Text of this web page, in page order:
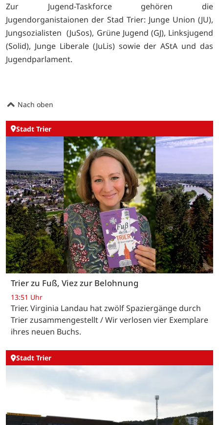
Zur Jugend-Taskforce gehören die
Jugendorganistaionen der Stad Trier: Junge Union (JU),
Jungsozialisten (JuSos), Grüne Jugend (GJ), Linksjugend
(Solid), Junge Liberale (JuLis) sowie der AStA und das
Jugendparlament.
Nach oben
Stadt Trier
Trier zu Fuß, Viez zur Belohnung
13:51 Uhr
Trier. Virginia Landau hat zwölf Spaziergänge durch
Trier zusammengestellt / Wir verlosen vier Exemplare
ihres neuen Buchs.
Stadt Trier